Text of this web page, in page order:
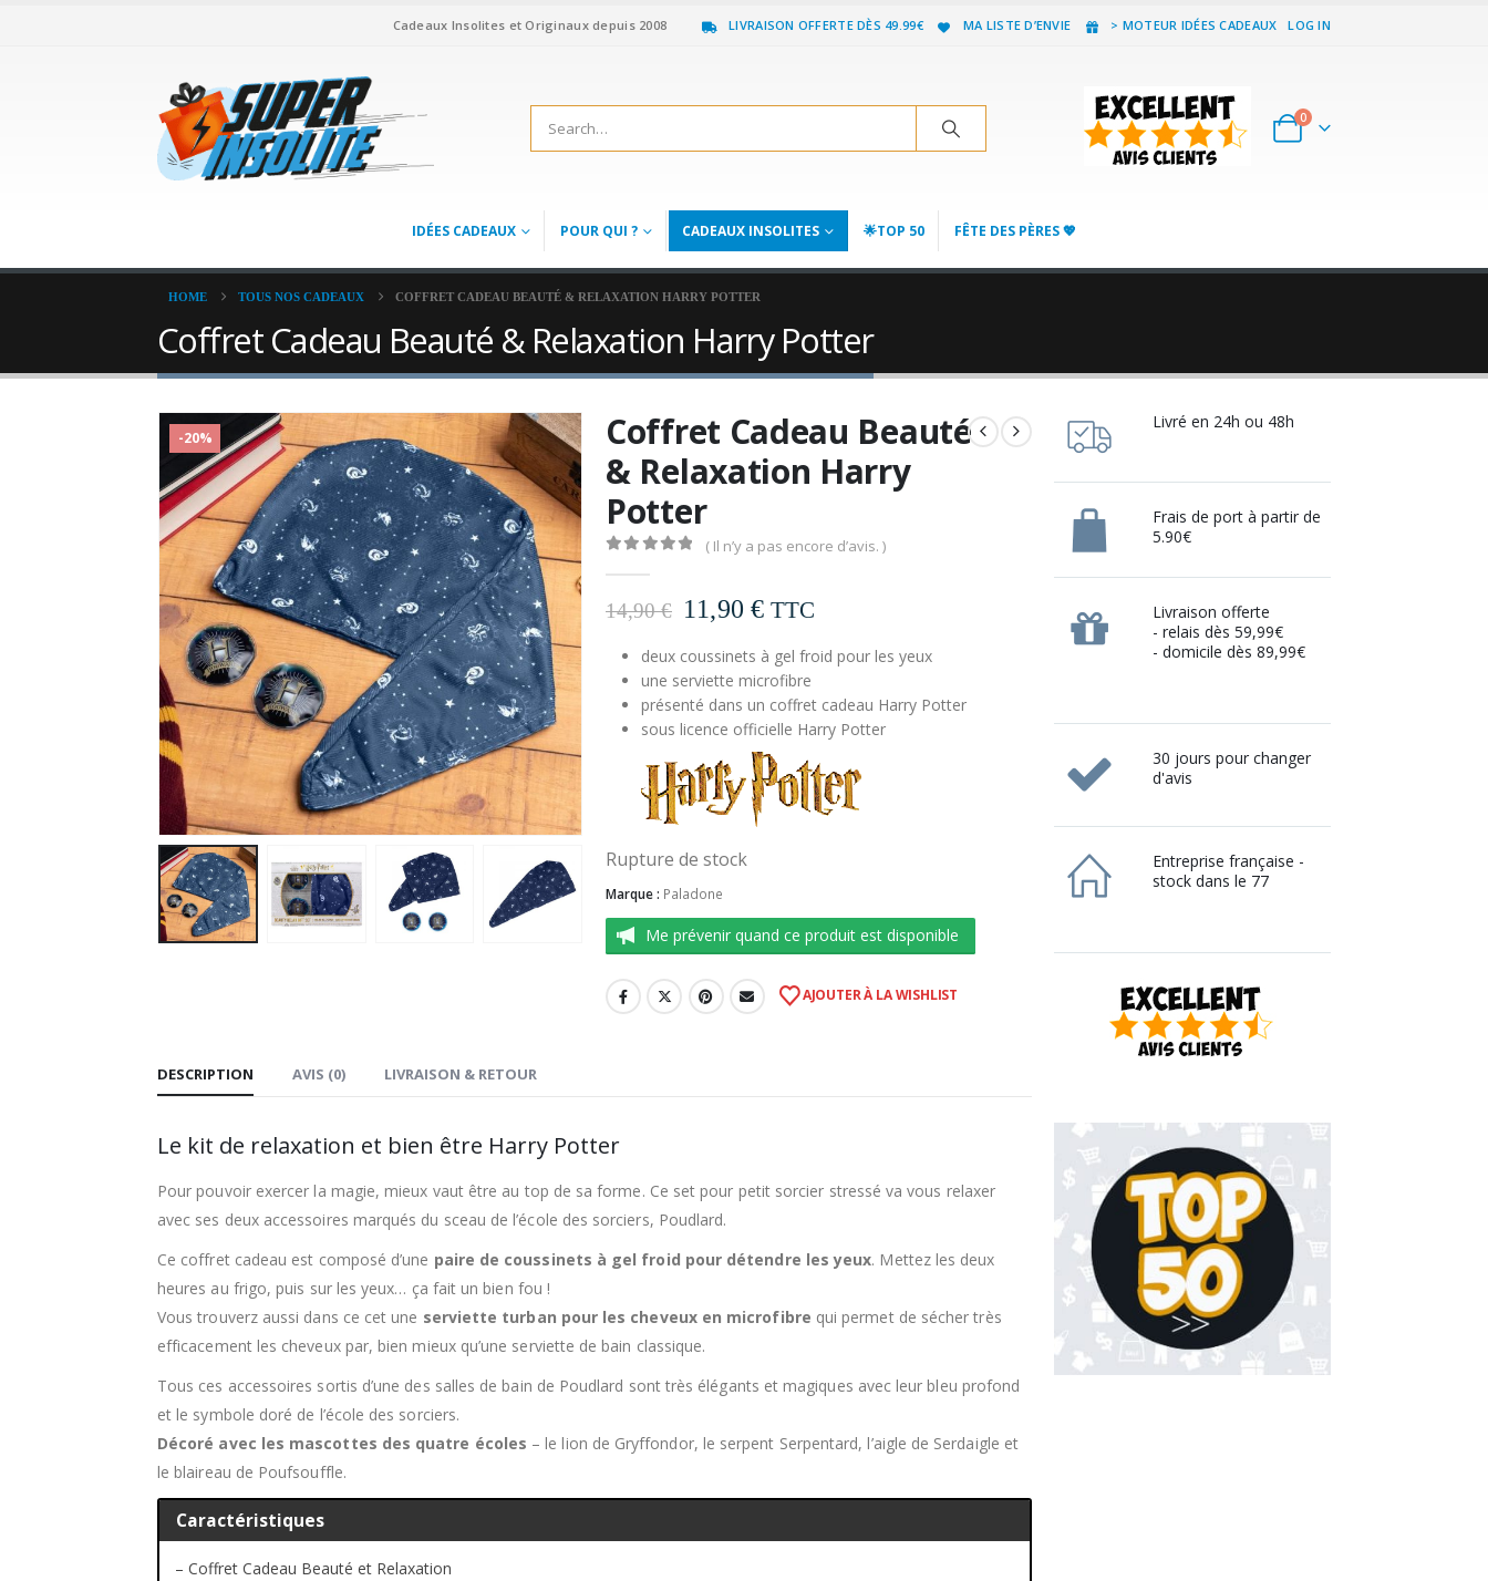
Cadeaux Insolites et Originaux depuis 2008 LIVRAISON OFFERTE DÈS 49.99€ MA LISTE D’ENVIE > MOTEUR IDÉES CADEAUX LOG IN
0
IDÉES CADEAUX POUR QUI ? CADEAUX INSOLITES 🌟TOP 50 FÊTE DES PÈRES 💖
HOME TOUS NOS CADEAUX COFFRET CADEAU BEAUTÉ & RELAXATION HARRY POTTER
Coffret Cadeau Beauté & Relaxation Harry Potter
-20%
Coffret Cadeau Beauté
& Relaxation Harry
Potter
( Il n’y a pas encore d’avis. )
14,90€ Le
initial
était :
14,90 €.
11,90 €Le
actuel
est :
11,90 €.
TTC
deux coussinets à gel froid pour les yeux
une serviette microfibre
présenté dans un coffret cadeau Harry Potter
sous licence officielle Harry Potter
Rupture de stock
Marque : Paladone
Me prévenir quand ce produit est disponible
AJOUTER À LA WISHLIST
DESCRIPTION AVIS (0) LIVRAISON & RETOUR
Le kit de relaxation et bien être Harry Potter
Pour pouvoir exercer la magie, mieux vaut être au top de sa forme. Ce set pour petit sorcier stressé va vous relaxer
avec ses deux accessoires marqués du sceau de l’école des sorciers, Poudlard.
Ce coffret cadeau est composé d’une paire de coussinets à gel froid pour détendre les yeux. Mettez les deux
heures au frigo, puis sur les yeux… ça fait un bien fou !
Vous trouverz aussi dans ce cet une serviette turban pour les cheveux en microfibre qui permet de sécher très
efficacement les cheveux par, bien mieux qu’une serviette de bain classique.
Tous ces accessoires sortis d’une des salles de bain de Poudlard sont très élégants et magiques avec leur bleu profond
et le symbole doré de l’école des sorciers.
Décoré avec les mascottes des quatre écoles – le lion de Gryffondor, le serpent Serpentard, l’aigle de Serdaigle et
le blaireau de Poufsouffle.
Caractéristiques
– Coffret Cadeau Beauté et Relaxation
Livré en 24h ou 48h
Frais de port à partir de
5.90€
Livraison offerte
- relais dès 59,99€
- domicile dès 89,99€
30 jours pour changer
d'avis
Entreprise française -
stock dans le 77